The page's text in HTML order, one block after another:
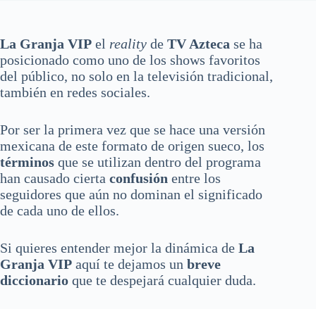
La Granja VIP el reality de TV Azteca se ha
posicionado como uno de los shows favoritos
del público, no solo en la televisión tradicional,
también en redes sociales.
Por ser la primera vez que se hace una versión
mexicana de este formato de origen sueco, los
términos que se utilizan dentro del programa
han causado cierta confusión entre los
seguidores que aún no dominan el significado
de cada uno de ellos.
Si quieres entender mejor la dinámica de La
Granja VIP aquí te dejamos un breve
diccionario que te despejará cualquier duda.